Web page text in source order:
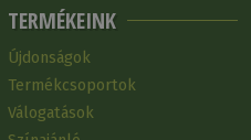
TERMÉKEINK
Újdonságok
Termékcsoportok
Válogatások